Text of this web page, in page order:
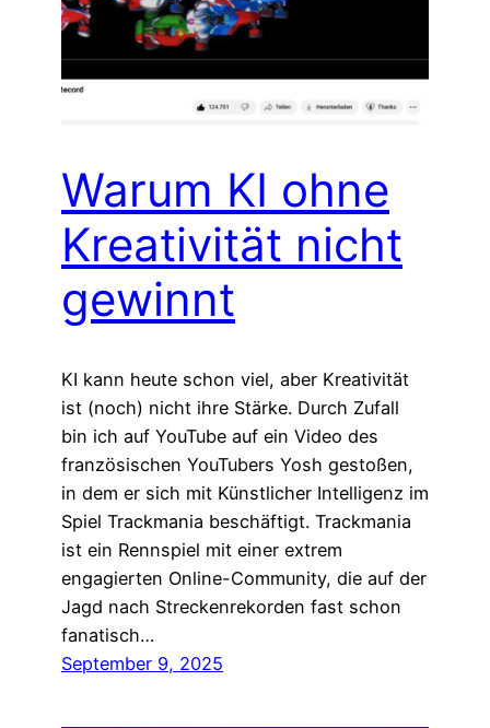
Warum KI ohne
Kreativität nicht
gewinnt
KI kann heute schon viel, aber Kreativität
ist (noch) nicht ihre Stärke. Durch Zufall
bin ich auf YouTube auf ein Video des
französischen YouTubers Yosh gestoßen,
in dem er sich mit Künstlicher Intelligenz im
Spiel Trackmania beschäftigt. Trackmania
ist ein Rennspiel mit einer extrem
engagierten Online-Community, die auf der
Jagd nach Streckenrekorden fast schon
fanatisch…
September 9, 2025